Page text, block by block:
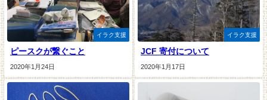
イラク支援
ピースクが繋ぐこと
2020年1月24日
イラク支援
JCF 寄付について
2020年1月17日